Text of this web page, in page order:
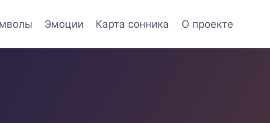
Эмоции Карта сонника О проекте